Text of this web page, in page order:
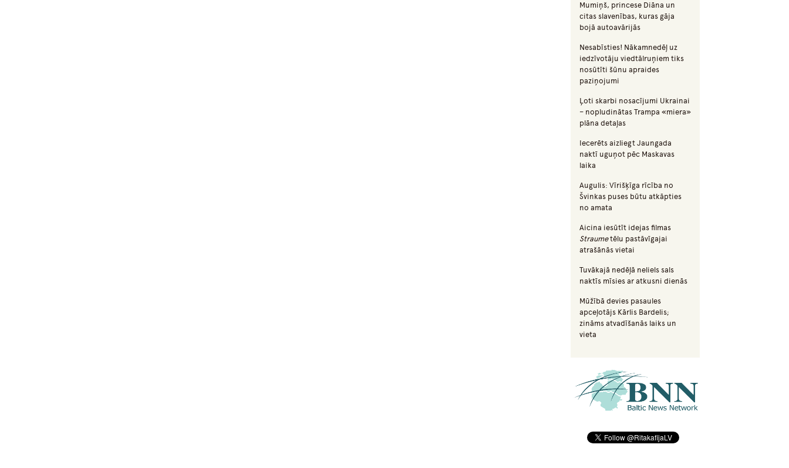
Mumiņš, princese Diāna un
citas slavenības, kuras gāja
bojā autoavārijās
Nesabīsties! Nākamnedēļ uz
iedzīvotāju viedtālruņiem tiks
nosūtīti šūnu apraides
paziņojumi
Ļoti skarbi nosacījumi Ukrainai
– nopludinātas Trampa «miera»
plāna detaļas
Iecerēts aizliegt Jaungada
naktī uguņot pēc Maskavas
laika
Augulis: Vīrišķīga rīcība no
Švinkas puses būtu atkāpties
no amata
Aicina iesūtīt idejas filmas
Straumetēlu pastāvīgajai
atrašānās vietai
Tuvākajā nedēļā neliels sals
naktīs mīsies ar atkusni dienās
Mūžībā devies pasaules
apceļotājs Kārlis Bardelis;
zināms atvadīšanās laiks un
vieta